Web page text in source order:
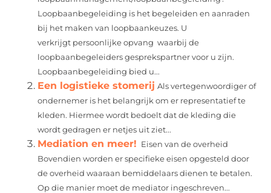
Loopbaanbegeleiding is het begeleiden en aanraden
bij het maken van loopbaankeuzes. U
verkrijgt persoonlijke opvang waarbij de
loopbaanbegeleiders gesprekspartner voor u zijn.
Loopbaanbegeleiding bied u...
Een logistieke stomerij Als vertegenwoordiger of
ondernemer is het belangrijk om er representatief te
kleden. Hiermee wordt bedoelt dat de kleding die
wordt gedragen er netjes uit ziet...
Mediation en meer! Eisen van de overheid
Bovendien worden er specifieke eisen opgesteld door
de overheid waaraan bemiddelaars dienen te betalen.
Op die manier moet de mediator ingeschreven...